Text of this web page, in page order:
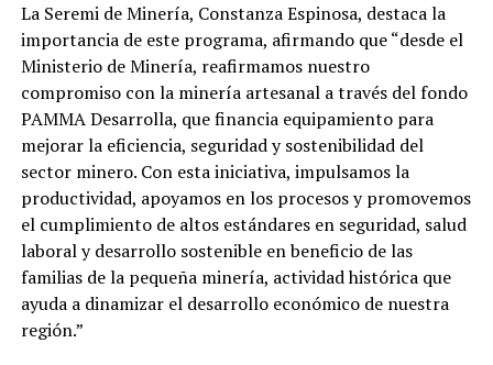
La Seremi de Minería, Constanza Espinosa, destaca la
importancia de este programa, afirmando que “desde el
Ministerio de Minería, reafirmamos nuestro
compromiso con la minería artesanal a través del fondo
PAMMA Desarrolla, que financia equipamiento para
mejorar la eficiencia, seguridad y sostenibilidad del
sector minero. Con esta iniciativa, impulsamos la
productividad, apoyamos en los procesos y promovemos
el cumplimiento de altos estándares en seguridad, salud
laboral y desarrollo sostenible en beneficio de las
familias de la pequeña minería, actividad histórica que
ayuda a dinamizar el desarrollo económico de nuestra
región.”